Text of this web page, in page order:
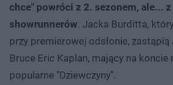
chce" powróci z 2. sezonem, ale...
showrunnerów. Jacka Burditta,
przy premierowej odsłonie, zastąpią
Bruce Eric Kaplan, mający na koncie
popularne "Dziewczyny".